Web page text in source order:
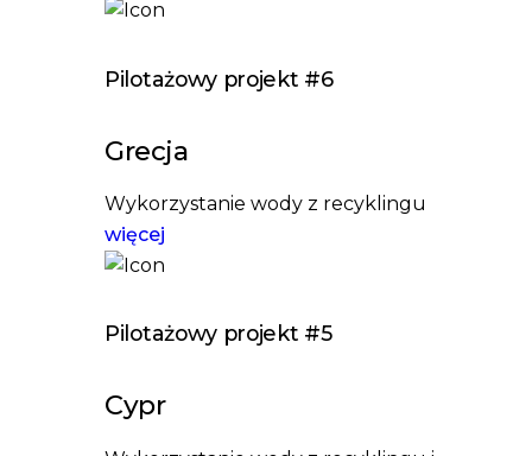
Pilotażowy projekt #6
Grecja
Wykorzystanie wody z recyklingu
więcej
Pilotażowy projekt #5
Cypr